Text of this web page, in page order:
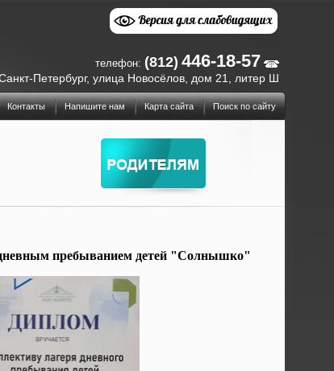
телефон: (812) 446-18-57
Петербург, улица Новосёлов, дом 21, литер Ш
Контакты Напишите нам Карта сайта Поиск по сайту
дневным пребыванием детей "Солнышко"